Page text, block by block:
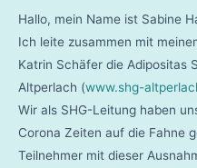
Hallo, mein Name ist Sabine
Ich leite zusammen mit
Katrin Schäfer die Adipositas
Altperlach (www.shg-
Wir als SHG-Leitung haben
Corona Zeiten auf die Fahne
Teilnehmer mit dieser